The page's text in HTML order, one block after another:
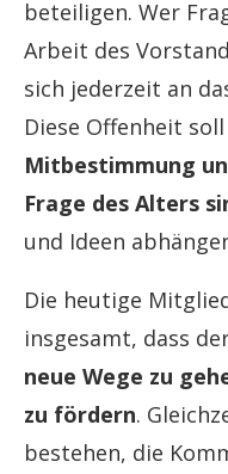
beteiligen. Wer
Arbeit des
sich jederzeit an
Diese Offenheit
Mitbestimmung
Frage des Alters
und Ideen
Die heutige
insgesamt, dass
neue Wege zu
zu fördern.
bestehen, die